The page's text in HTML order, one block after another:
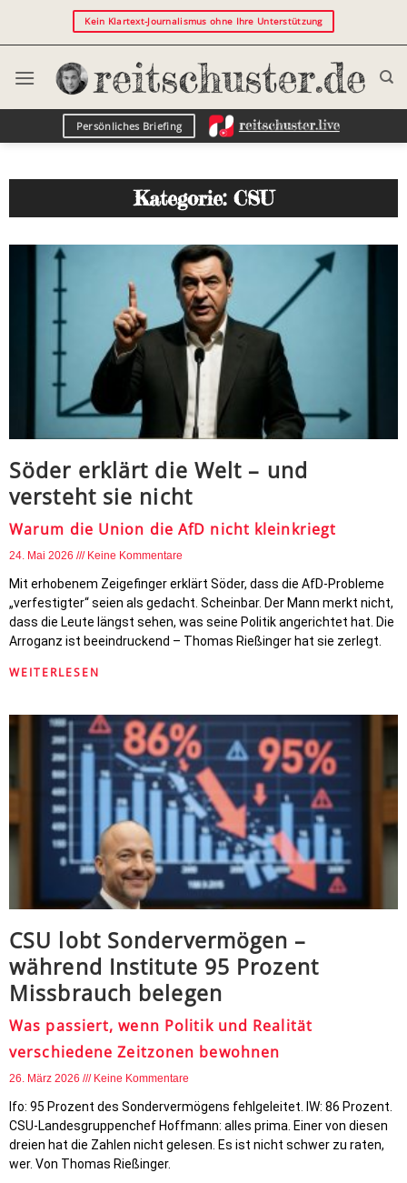
Kein Klartext-Journalismus ohne Ihre Unterstützung
Persönliches Briefing
Kategorie: CSU
Söder erklärt die Welt – und
versteht sie nicht
Warum die Union die AfD nicht kleinkriegt
24. Mai 2026 Keine Kommentare
Mit erhobenem Zeigefinger erklärt Söder, dass die AfD-Probleme
„verfestigter“ seien als gedacht. Scheinbar. Der Mann merkt nicht,
dass die Leute längst sehen, was seine Politik angerichtet hat. Die
Arroganz ist beeindruckend – Thomas Rießinger hat sie zerlegt.
WEITERLESEN
CSU lobt Sondervermögen –
während Institute 95 Prozent
Missbrauch belegen
Was passiert, wenn Politik und Realität
verschiedene Zeitzonen bewohnen
26. März 2026 Keine Kommentare
Ifo: 95 Prozent des Sondervermögens fehlgeleitet. IW: 86 Prozent.
CSU-Landesgruppenchef Hoffmann: alles prima. Einer von diesen
dreien hat die Zahlen nicht gelesen. Es ist nicht schwer zu raten,
wer. Von Thomas Rießinger.